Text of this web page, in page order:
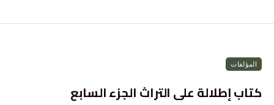
المؤلفات
كتاب إطلالة على التراث الجزء السابع